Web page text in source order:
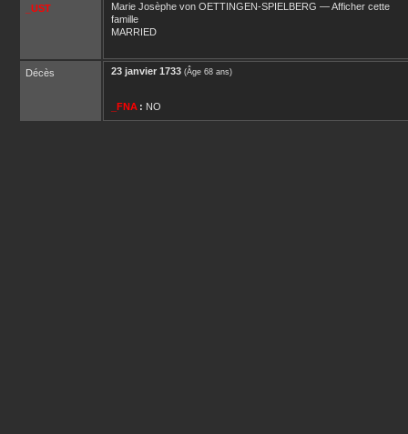
_UST Marie Josèphe von OETTINGEN-SPIELBERG —Afficher cette
famille
MARRIED
Décès 23 janvier 1733 (Âge 68 ans)
_FNA : NO